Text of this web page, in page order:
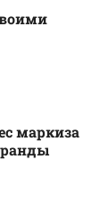
маркиза